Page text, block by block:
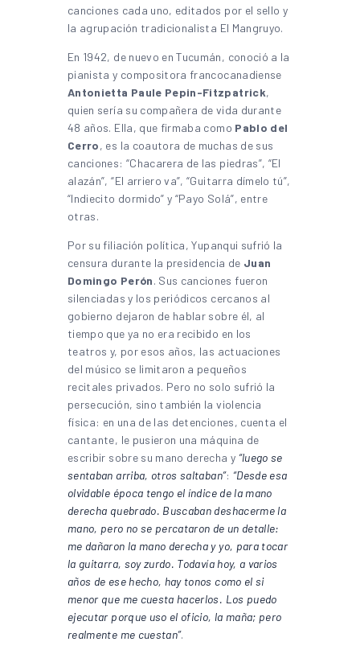
canciones cada uno, editados por el sello y
la agrupación tradicionalista El Mangruyo.
En 1942, de nuevo en Tucumán, conoció a la
pianista y compositora francocanadiense
Antonietta Paule Pepin-Fitzpatrick,
quien sería su compañera de vida durante
48 años. Ella, que firmaba como Pablo del
Cerro, es la coautora de muchas de sus
canciones: “Chacarera de las piedras”, “El
alazán”, “El arriero va”, “Guitarra dímelo tú”,
“Indiecito dormido” y “Payo Solá”, entre
otras.
Por su filiación política, Yupanqui sufrió la
censura durante la presidencia de Juan
Domingo Perón. Sus canciones fueron
silenciadas y los periódicos cercanos al
gobierno dejaron de hablar sobre él, al
tiempo que ya no era recibido en los
teatros y, por esos años, las actuaciones
del músico se limitaron a pequeños
recitales privados. Pero no solo sufrió la
persecución, sino también la violencia
física: en una de las detenciones, cuenta el
cantante, le pusieron una máquina de
escribir sobre su mano derecha y “luego se
sentaban arriba, otros saltaban”: “Desde esa
olvidable época tengo el índice de la mano
derecha quebrado. Buscaban deshacerme la
mano, pero no se percataron de un detalle:
me dañaron la mano derecha y yo, para tocar
la guitarra, soy zurdo. Todavía hoy, a varios
años de ese hecho, hay tonos como el si
menor que me cuesta hacerlos. Los puedo
ejecutar porque uso el oficio, la maña; pero
realmente me cuestan”.